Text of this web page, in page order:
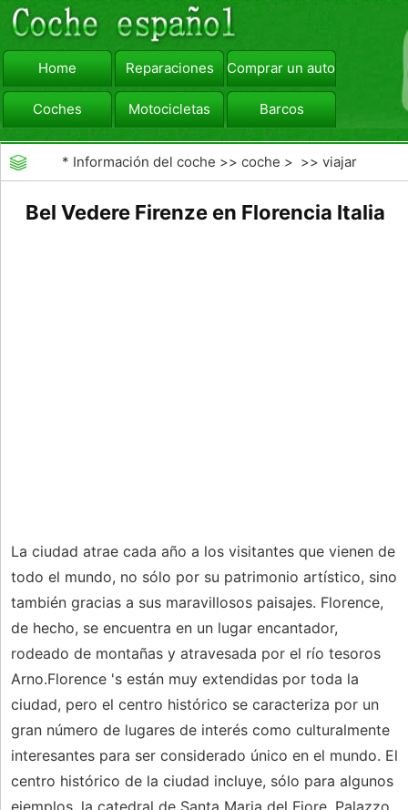
Home Reparaciones Comprar un automóvil
Coches Motocicletas Barcos
viajar Camiones
* Información del coche >>coche > >>viajar
Bel Vedere Firenze en Florencia Italia
La ciudad atrae cada año a los visitantes que vienen de
todo el mundo, no sólo por su patrimonio artístico, sino
también gracias a sus maravillosos paisajes. Florence,
de hecho, se encuentra en un lugar encantador,
rodeado de montañas y atravesada por el río tesoros
Arno.Florence 's están muy extendidas por toda la
ciudad, pero el centro histórico se caracteriza por un
gran número de lugares de interés como culturalmente
interesantes para ser considerado único en el mundo. El
centro histórico de la ciudad incluye, sólo para algunos
ejemplos, la catedral de Santa Maria del Fiore, Palazzo